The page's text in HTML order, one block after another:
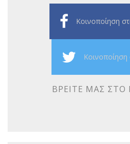
Κοινοποίηση
ΒΡΕΊΤΕ ΜΑΣ ΣΤΟ